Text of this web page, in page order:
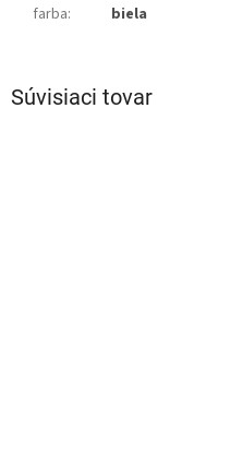
Súvisiaci tovar
farba: biela